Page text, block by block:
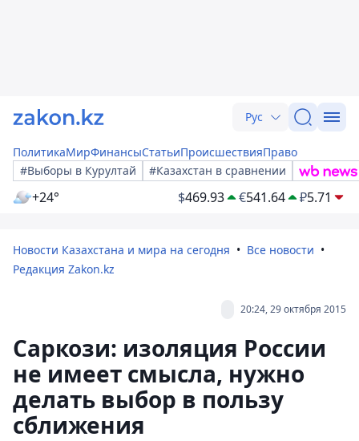
Рус
ПолитикаМирФинансыСтатьиПроисшествияПраво
#Выборы в Курултай
#Казахстан в сравнении
+24° $469.93 €541.64 ₽5.71
Новости Казахстана и мира на сегодня
Все новости
Редакция Zakon.kz
20:24, 29 октября 2015
Саркози: изоляция России
не имеет смысла, нужно
делать выбор в пользу
сближения